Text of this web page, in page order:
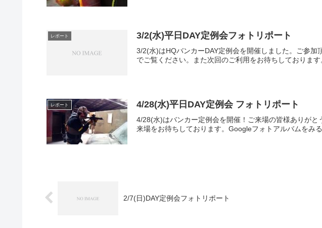
レポート 3/2(水)平日DAY定例会フォトリポート
3/2(水)はHQバンカーDAY定例会を開催しました。ご参
でご覧ください。また次回のご利用をお待ちしております
レポート 4/28(水)平日DAY定例会 フォトリポート
4/28(水)はバンカー定例会を開催！ご来場の皆様ありが
来場をお待ちしております。Googleフォトアルバムをみる
2/7(日)DAY定例会フォトリポート